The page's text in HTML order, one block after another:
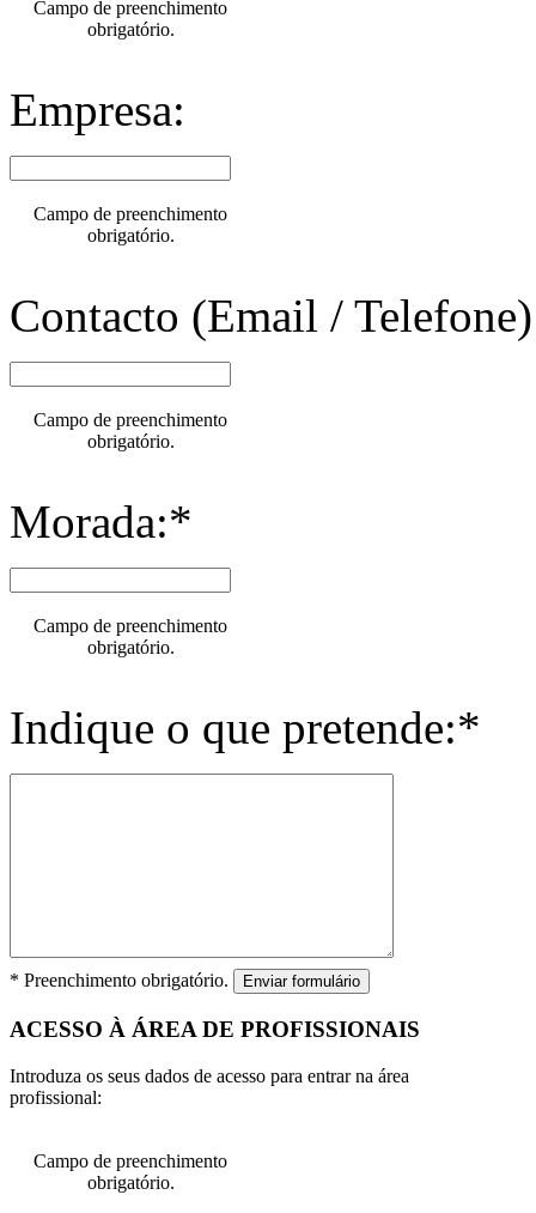
Campo de preenchimento
obrigatório.
Empresa:
Campo de preenchimento
obrigatório.
Contacto (Email /
Campo de preenchimento
obrigatório.
Morada:*
Campo de preenchimento
obrigatório.
Indique o que pretende:*
* Preenchimento obrigatório. Enviar formulário
ACESSO À ÁREA DE PROFISSIONAIS
Introduza os seus dados de acesso para entrar na área
profissional:
Campo de preenchimento
obrigatório.